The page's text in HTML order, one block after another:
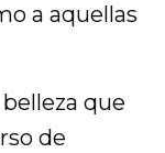
a aquellas
que
de